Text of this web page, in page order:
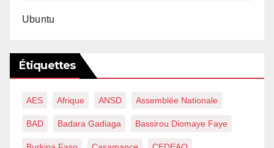
Ubuntu
Étiquettes
AES Afrique ANSD Assemblée Nationale
BAD Badara Gadiaga Bassirou Diomaye Faye